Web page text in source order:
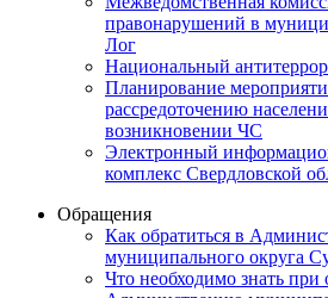
правонарушений в
Лог
Национальный
Планирование
рассредоточению
возникновении ЧС
Электронный
комплекс Свердловской
Обращения
Как обратиться в
муниципального округа
Что необходимо знать